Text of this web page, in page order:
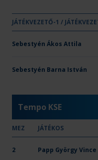
Csapat neve
Tempo KSE
OTP Bank-PICK Szeged
JÁTÉKVEZETŐ-1 /
Sebestyén Ákos Attila
Sebestyén Barna István
Tempo KSE
MEZ JÁTÉKOS
2 Papp György Vince